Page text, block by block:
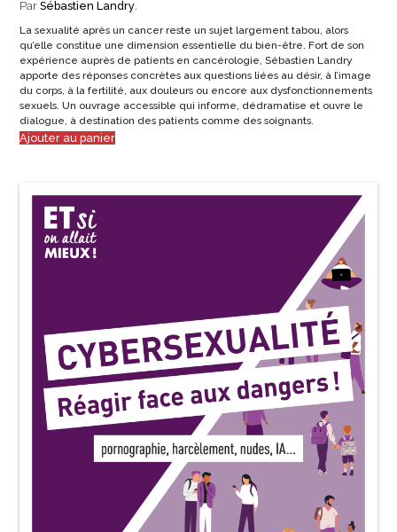
Par Sébastien Landry.
La sexualité après un cancer reste un sujet largement tabou, alors
qu’elle constitue une dimension essentielle du bien-être. Fort de son
expérience auprès de patients en cancérologie, Sébastien Landry
apporte des réponses concrètes aux questions liées au désir, à l’image
du corps, à la fertilité, aux douleurs ou encore aux dysfonctionnements
sexuels. Un ouvrage accessible qui informe, dédramatise et ouvre le
dialogue, à destination des patients comme des soignants.
Ajouter au panier